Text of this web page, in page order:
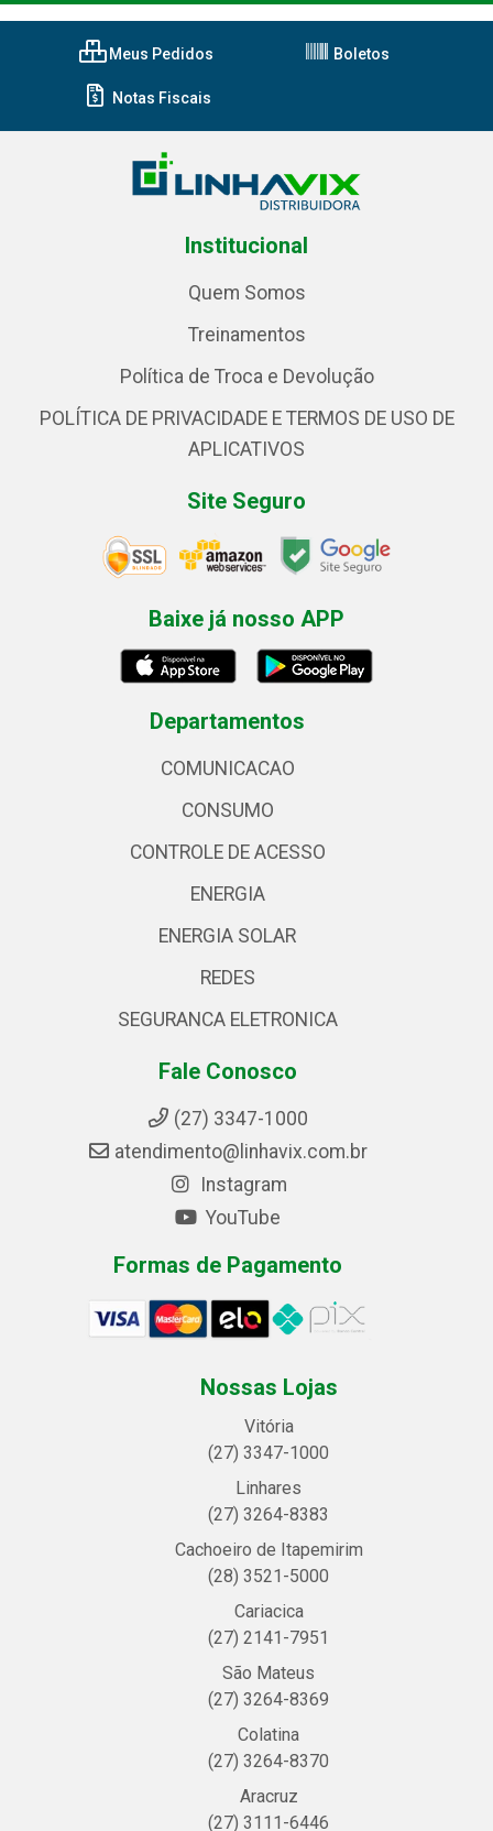
Meus Pedidos Boletos
Notas Fiscais
Institucional
Quem Somos
Treinamentos
Política de Troca e Devolução
POLÍTICA DE PRIVACIDADE E TERMOS DE USO DE
APLICATIVOS
Site Seguro
Baixe já nosso APP
Departamentos
COMUNICACAO
CONSUMO
CONTROLE DE ACESSO
ENERGIA
ENERGIA SOLAR
REDES
SEGURANCA ELETRONICA
Fale Conosco
(27) 3347-1000
atendimento@linhavix.com.br
Instagram
YouTube
Formas de Pagamento
Nossas Lojas
Vitória
(27) 3347-1000
Linhares
(27) 3264-8383
Cachoeiro de Itapemirim
(28) 3521-5000
Cariacica
(27) 2141-7951
São Mateus
(27) 3264-8369
Colatina
(27) 3264-8370
Aracruz
(27) 3111-6446